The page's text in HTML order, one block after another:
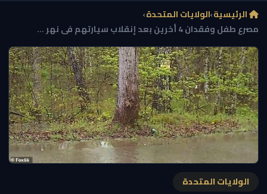
الرئيسية›الولايات المتحدة›
مصرع طفل وفقدان 4 أخرين بعد إنقلاب سيارتهم فى نهر ...
الولايات المتحدة